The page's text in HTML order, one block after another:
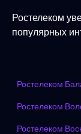
Ростелеком
популярных
Ростелеком
Ростелеком
Ростелеком